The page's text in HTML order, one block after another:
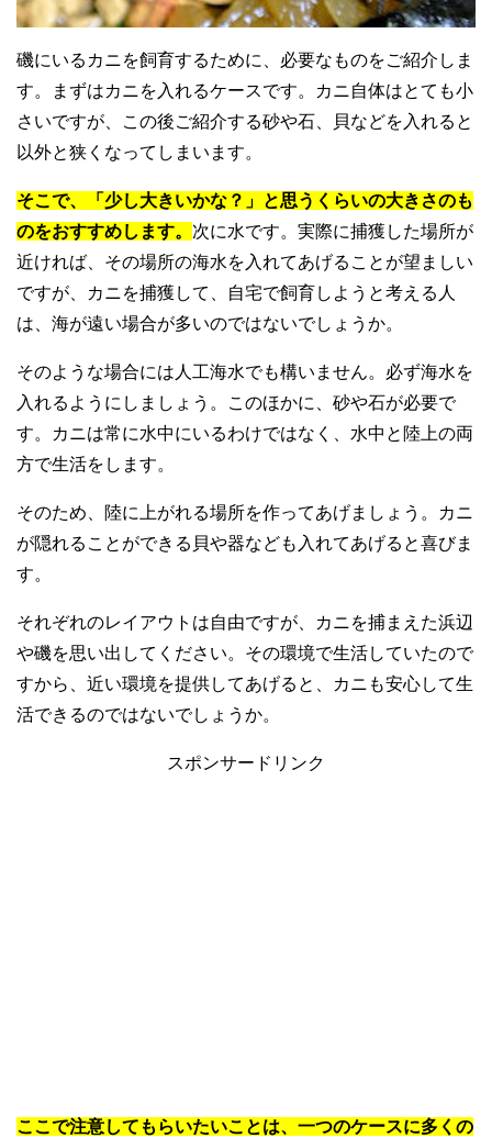
磯にいるカニを飼育するために、必要なものをご紹介しま
す。まずはカニを入れるケースです。カニ自体はとても小
さいですが、この後ご紹介する砂や石、貝などを入れると
以外と狭くなってしまいます。
そこで、「少し大きいかな？」と思うくらいの大きさのも
のをおすすめします。 次に水です。実際に捕獲した場所が
近ければ、その場所の海水を入れてあげることが望ましい
ですが、カニを捕獲して、自宅で飼育しようと考える人
は、海が遠い場合が多いのではないでしょうか。
そのような場合には人工海水でも構いません。必ず海水を
入れるようにしましょう。このほかに、砂や石が必要で
す。カニは常に水中にいるわけではなく、水中と陸上の両
方で生活をします。
そのため、陸に上がれる場所を作ってあげましょう。カニ
が隠れることができる貝や器なども入れてあげると喜びま
す。
それぞれのレイアウトは自由ですが、カニを捕まえた浜辺
や磯を思い出してください。その環境で生活していたので
すから、近い環境を提供してあげると、カニも安心して生
活できるのではないでしょうか。
スポンサードリンク
ここで注意してもらいたいことは、一つのケースに多くの